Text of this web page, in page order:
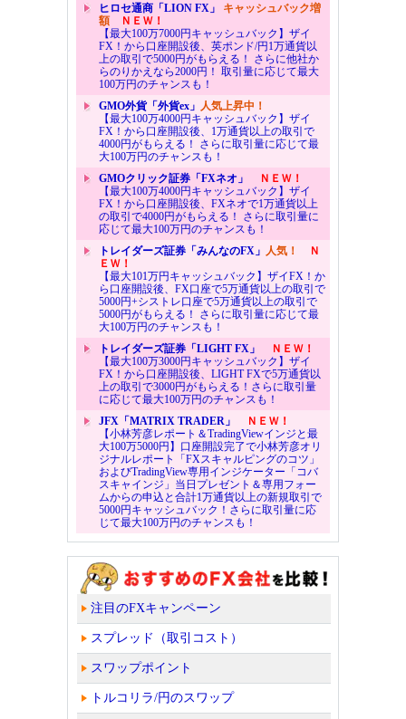
ヒロセ通商「LION FX」 キャッシュバック増
額ＮＥＷ！
【最大100万7000円キャッシュバック】ザイ
FX！から口座開設後、英ポンド/円1万通貨以
上の取引で5000円がもらえる！ さらに他社か
らのりかえなら2000円！ 取引量に応じて最大
100万円のチャンスも！
GMO外貨「外貨ex」 人気上昇中！
【最大100万4000円キャッシュバック】ザイ
FX！から口座開設後、1万通貨以上の取引で
4000円がもらえる！ さらに取引量に応じて最
大100万円のチャンスも！
GMOクリック証券「FXネオ」
ＮＥＷ！
【最大100万4000円キャッシュバック】ザイ
FX！から口座開設後、FXネオで1万通貨以上
の取引で4000円がもらえる！ さらに取引量に
応じて最大100万円のチャンスも！
トレイダーズ証券「みんなのFX」 人気！
Ｎ
ＥＷ！
【最大101万円キャッシュバック】ザイFX！か
ら口座開設後、FX口座で5万通貨以上の取引で
5000円+シストレ口座で5万通貨以上の取引で
5000円がもらえる！ さらに取引量に応じて最
大100万円のチャンスも！
トレイダーズ証券「LIGHT FX」
ＮＥＷ！
【最大100万3000円キャッシュバック】ザイ
FX！から口座開設後、LIGHT FXで5万通貨以
上の取引で3000円がもらえる！さらに取引量
に応じて最大100万円のチャンスも！
JFX「MATRIX TRADER」
ＮＥＷ！
【小林芳彦レポート＆TradingViewインジと最
大100万5000円】口座開設完了で小林芳彦オリ
ジナルレポート「FXスキャルピングのコツ」
およびTradingView専用インジケーター「コバ
スキャインジ」当日プレゼント＆専用フォー
ムからの申込と合計1万通貨以上の新規取引で
5000円キャッシュバック！さらに取引量に応
じて最大100万円のチャンスも！
注目のFXキャンペーン
スプレッド（取引コスト）
スワップポイント
トルコリラ/円のスワップ